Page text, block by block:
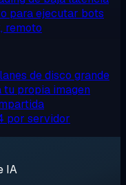
para ejecutar bots
remoto
de disco grande
tu propia imagen
por servidor
IA